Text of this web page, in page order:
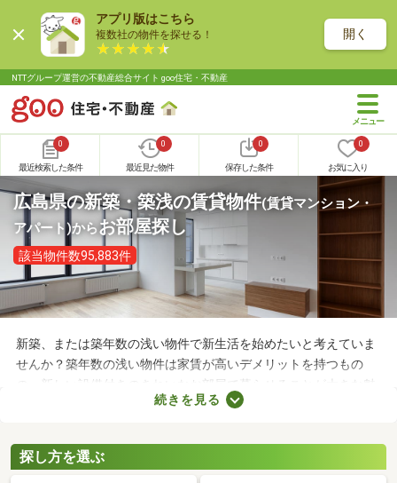
アプリ版はこちら
複数社の物件を探せる！ 開く
NTTグループ運営の不動産総合サイト goo住宅・不動産
0
最近検索した条件
0
最近見た物件
0
保存した条件
0
お気に入り
広島県の新築・築浅の賃貸物件(賃貸マンション・
アパート)からお部屋探し
該当物件数95,883件
新築、または築年数の浅い物件で新生活を始めたいと考えていま
せんか？築年数の浅い物件は家賃が高いデメリットを持つもの
の、新しい設備付きのきれいなお部屋で暮らせることが大きな魅
力。なかには家賃を抑えた物件もあるので、無理なく借りられる
なるお部屋を見つけてみてください。
続きを見る
探し方を選ぶ